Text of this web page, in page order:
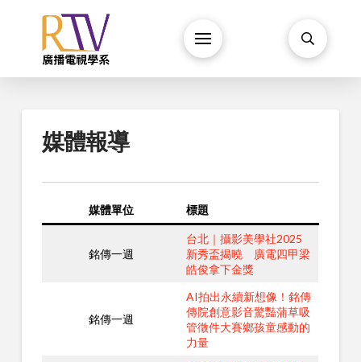
媒體報導
媒體單位 標題
銘傳一週
台北｜攝影美學社2025
新秀盃揭曉 廣電四甲梁
皓俊拿下金獎
銘傳一週
AI拍出永續新想像！銘傳
傳院創意影音驚豔蒲草吸
管徵件大賽鄉孩童感動的
力量